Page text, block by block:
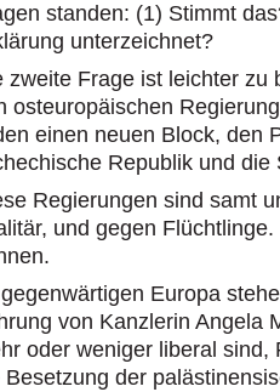
standen: (1) Stimmt
unterzeichnet?
zweite Frage ist leichter zu
osteuropäischen
einen neuen Block, den
Republik und die
Regierungen sind samt
und gegen
Europa
von Kanzlerin Angela
oder weniger liberal
Besetzung der